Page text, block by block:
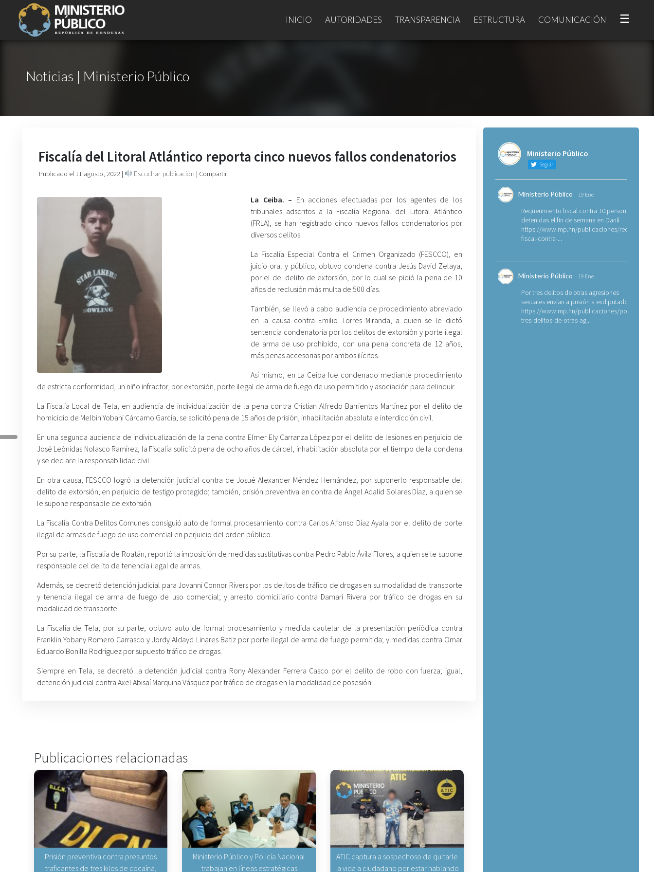
INICIO AUTORIDADES TRANSPARENCIA ESTRUCTURA COMUNICACIÓN ☰
Noticias | Ministerio Público
Fiscalía del Litoral Atlántico reporta cinco nuevos fallos condenatorios
Publicado el 11 agosto, 2022 | Escuchar publicación | Compartir
La Ceiba. – En acciones efectuadas por los agentes de los
tribunales adscritos a la Fiscalía Regional del Litoral Atlántico
(FRLA), se han registrado cinco nuevos fallos condenatorios por
diversos delitos.
La Fiscalía Especial Contra el Crimen Organizado (FESCCO), en
juicio oral y público, obtuvo condena contra Jesús David Zelaya,
por el del delito de extorsión, por lo cual se pidió la pena de 10
años de reclusión más multa de 500 días.
También, se llevó a cabo audiencia de procedimiento abreviado
en la causa contra Emilio Torres Miranda, a quien se le dictó
sentencia condenatoria por los delitos de extorsión y porte ilegal
de arma de uso prohibido, con una pena concreta de 12 años,
más penas accesorias por ambos ilícitos.
Así mismo, en La Ceiba fue condenado mediante procedimiento
de estricta conformidad, un niño infractor, por extorsión, porte ilegal de arma de fuego de uso permitido y asociación para delinquir.
La Fiscalía Local de Tela, en audiencia de individualización de la pena contra Cristian Alfredo Barrientos Martínez por el delito de
homicidio de Melbin Yobani Cárcamo García, se solicitó pena de 15 años de prisión, inhabilitación absoluta e interdicción civil.
En una segunda audiencia de individualización de la pena contra Elmer Ely Carranza López por el delito de lesiones en perjuicio de
José Leónidas Nolasco Ramírez, la Fiscalía solicitó pena de ocho años de cárcel, inhabilitación absoluta por el tiempo de la condena
y se declare la responsabilidad civil.
En otra causa, FESCCO logró la detención judicial contra de Josué Alexander Méndez Hernández, por suponerlo responsable del
delito de extorsión, en perjuicio de testigo protegido; también, prisión preventiva en contra de Ángel Adalid Solares Díaz, a quien se
le supone responsable de extorsión.
La Fiscalía Contra Delitos Comunes consiguió auto de formal procesamiento contra Carlos Alfonso Díaz Ayala por el delito de porte
ilegal de armas de fuego de uso comercial en perjuicio del orden público.
Por su parte, la Fiscalía de Roatán, reportó la imposición de medidas sustitutivas contra Pedro Pablo Ávila Flores, a quien se le supone
responsable del delito de tenencia ilegal de armas.
Además, se decretó detención judicial para Jovanni Connor Rivers por los delitos de tráfico de drogas en su modalidad de transporte
y tenencia ilegal de arma de fuego de uso comercial; y arresto domiciliario contra Damari Rivera por tráfico de drogas en su
modalidad de transporte.
La Fiscalía de Tela, por su parte, obtuvo auto de formal procesamiento y medida cautelar de la presentación periódica contra
Franklin Yobany Romero Carrasco y Jordy Aldayd Linares Batiz por porte ilegal de arma de fuego permitida; y medidas contra Omar
Eduardo Bonilla Rodríguez por supuesto tráfico de drogas.
Siempre en Tela, se decretó la detención judicial contra Rony Alexander Ferrera Casco por el delito de robo con fuerza; igual,
detención judicial contra Axel Abisaí Marquina Vásquez por tráfico de drogas en la modalidad de posesión.
Publicaciones relacionadas
Prisión preventiva contra presuntos
traficantes de tres kilos de cocaína,
Ministerio Público y Policía Nacional
trabajan en líneas estratégicas
ATIC captura a sospechoso de quitarle
la vida a ciudadano por estar hablando
Ministerio Público
Seguir
Ministerio Público 19 Ene
Requerimiento fiscal contra 10 personas
detenidas el fin de semana en Danlí
https://www.mp.hn/publicaciones/
fiscal-contra-...
Ministerio Público 19 Ene
Por tres delitos de otras agresiones
sexuales envían a prisión a exdiputado
https://www.mp.hn/publicaciones/por-
tres-delitos-de-otras-ag...